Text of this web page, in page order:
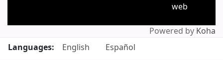
web
Powered by Koha
Languages:
English Español